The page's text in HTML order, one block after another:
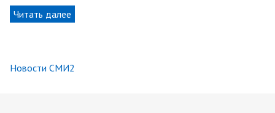
Читать далее
Новости СМИ2